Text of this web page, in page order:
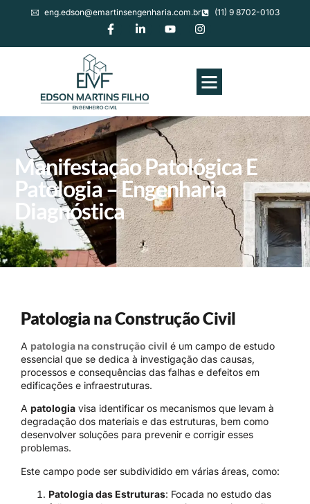
eng.edson@emartinsengenharia.com.br (11) 9 8702-0103
Manifestação Patológica E
Patologia – Engenharia
Diagnóstica
Patologia na Construção Civil
A patologia na construção civil é um campo de estudo
essencial que se dedica à investigação das causas,
processos e consequências das falhas e defeitos em
edificações e infraestruturas.
A patologia visa identificar os mecanismos que levam à
degradação dos materiais e das estruturas, bem como
desenvolver soluções para prevenir e corrigir esses
problemas.
Este campo pode ser subdividido em várias áreas, como:
Patologia das Estruturas: Focada no estudo das